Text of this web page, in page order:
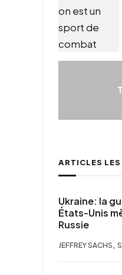
ARTICLES LES
Ukraine: la
États-Unis
Russie
JEFFREY SACHS ,